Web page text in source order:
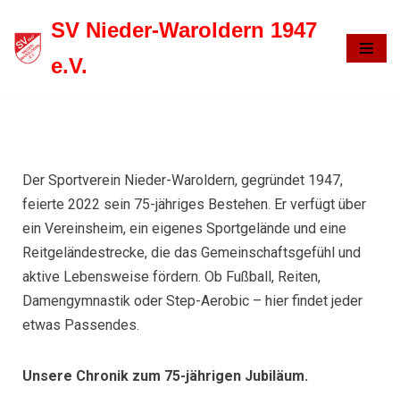
Zum
SV Nieder-Waroldern 1947
e.V.
Der Sportverein Nieder-Waroldern, gegründet 1947,
feierte 2022 sein 75-jähriges Bestehen. Er verfügt über
ein Vereinsheim, ein eigenes Sportgelände und eine
Reitgeländestrecke, die das Gemeinschaftsgefühl und
aktive Lebensweise fördern. Ob Fußball, Reiten,
Damengymnastik oder Step-Aerobic – hier findet jeder
etwas Passendes.
Unsere Chronik zum 75-jährigen Jubiläum.